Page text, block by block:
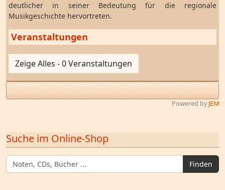
deutlicher in seiner Bedeutung für die regionale
Musikgeschichte hervortreten.
Veranstaltungen
Zeige Alles - 0 Veranstaltungen
Powered byJEM
Suche im Online-Shop
Finden